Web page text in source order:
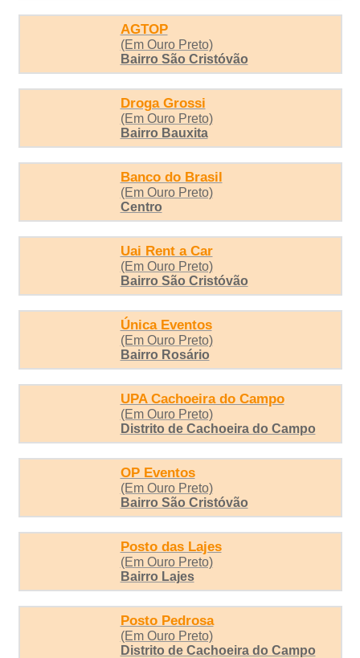
AGTOP
(Em Ouro Preto)
Bairro São Cristóvão
Droga Grossi
(Em Ouro Preto)
Bairro Bauxita
Banco do Brasil
(Em Ouro Preto)
Centro
Uai Rent a Car
(Em Ouro Preto)
Bairro São Cristóvão
Única Eventos
(Em Ouro Preto)
Bairro Rosário
UPA Cachoeira do Campo
(Em Ouro Preto)
Distrito de Cachoeira do Campo
OP Eventos
(Em Ouro Preto)
Bairro São Cristóvão
Posto das Lajes
(Em Ouro Preto)
Bairro Lajes
Posto Pedrosa
(Em Ouro Preto)
Distrito de Cachoeira do Campo